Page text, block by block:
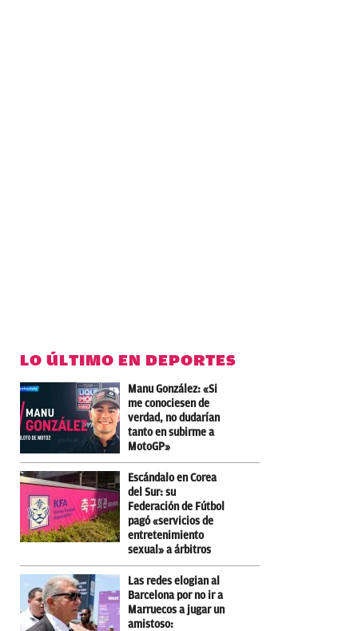
LO ÚLTIMO EN DEPORTES
Manu González: «Si
me conociesen de
verdad, no dudarían
tanto en subirme a
MotoGP»
Escándalo en Corea
del Sur: su
Federación de Fútbol
pagó «servicios de
entretenimiento
sexual» a árbitros
Las redes elogian al
Barcelona por no ir a
Marruecos a jugar un
amistoso: